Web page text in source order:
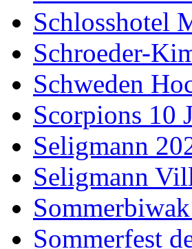
Schlosshotel
Schroeder-
Schweden
Scorpions 10
Seligmann
Seligmann
Sommerfest